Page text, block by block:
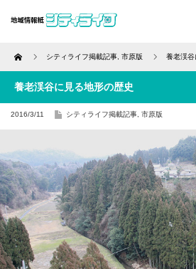
Home シティライフ掲載記事 市原版 養老渓谷
養老渓谷に見る地形の歴史
2016/3/11 シティライフ掲載記事 市原版